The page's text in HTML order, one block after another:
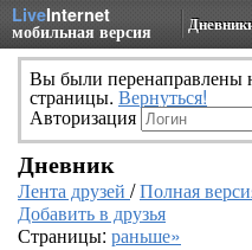
LiveInternet
мобильная версия
Вы были перенаправлены
страницы. Вернуться!
Авторизация
Дневник
Лента друзей /Полная
Добавить в друзья
Страницы: раньше»